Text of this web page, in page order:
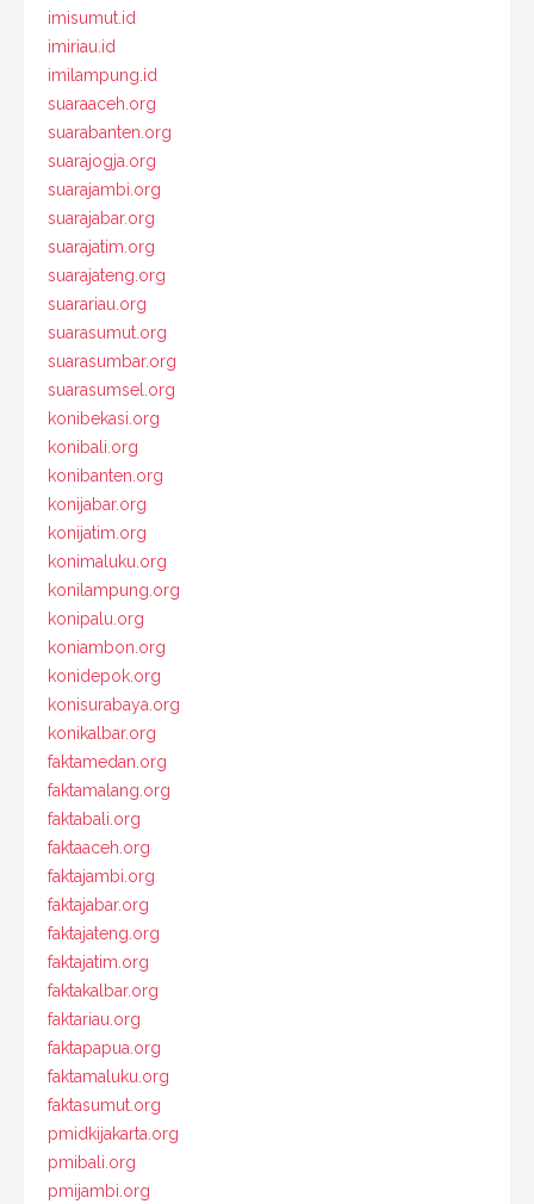
imisumut.id
imiriau.id
imilampung.id
suaraaceh.org
suarabanten.org
suarajogja.org
suarajambi.org
suarajabar.org
suarajatim.org
suarajateng.org
suarariau.org
suarasumut.org
suarasumbar.org
suarasumsel.org
konibekasi.org
konibali.org
konibanten.org
konijabar.org
konijatim.org
konimaluku.org
konilampung.org
konipalu.org
koniambon.org
konidepok.org
konisurabaya.org
konikalbar.org
faktamedan.org
faktamalang.org
faktabali.org
faktaaceh.org
faktajambi.org
faktajabar.org
faktajateng.org
faktajatim.org
faktakalbar.org
faktariau.org
faktapapua.org
faktamaluku.org
faktasumut.org
pmidkijakarta.org
pmibali.org
pmijambi.org